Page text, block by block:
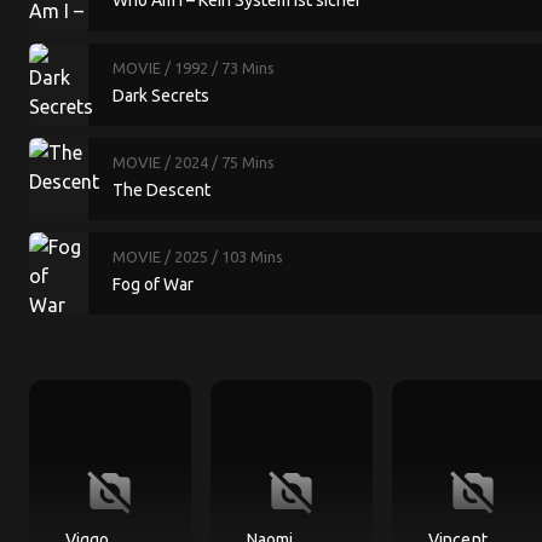
MOVIE / 1992 / 73 Mins
Dark Secrets
MOVIE / 2024 / 75 Mins
The Descent
MOVIE / 2025 / 103 Mins
Fog of War
no_photography no_photography no_photography